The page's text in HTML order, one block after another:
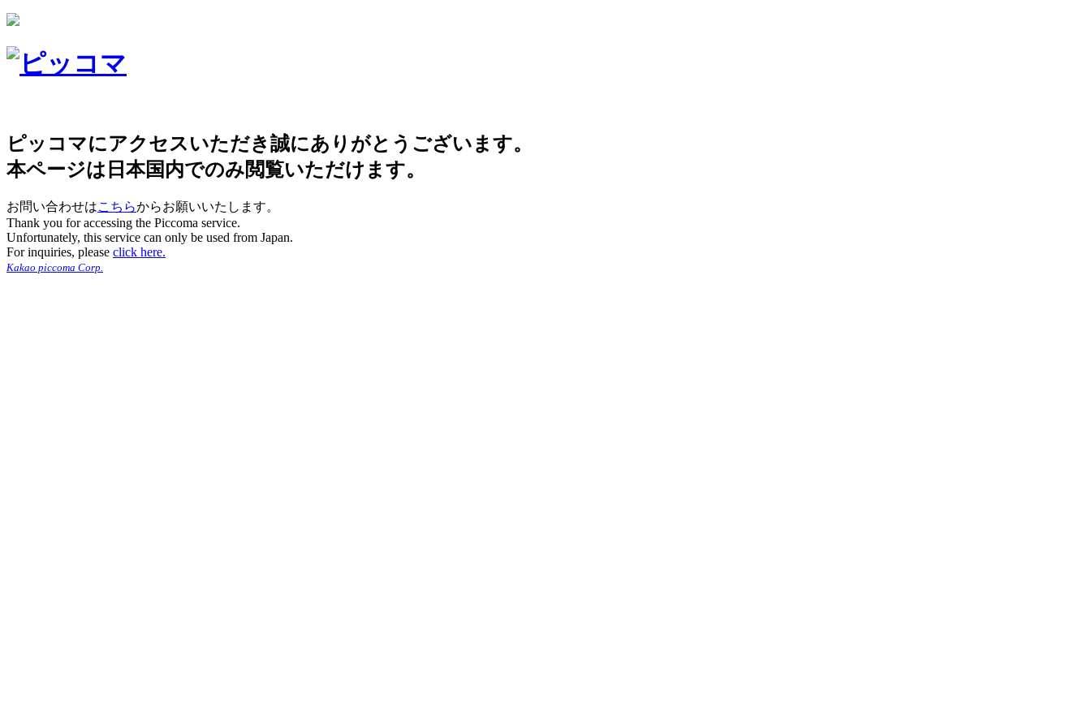
ピッコマにアクセスいただき誠にありがとうございます。
本ページは日本国内でのみ閲覧いただけます。
お問い合わせはこちらからお願いいたします。
Thank you for accessing the Piccoma service.
Unfortunately, this service can only be used from Japan.
For inquiries, please click here.
Kakao piccoma Corp.